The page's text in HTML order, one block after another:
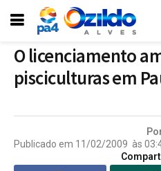
O licenciamento
pisciculturas em
Publicado em 11/02/2009 às